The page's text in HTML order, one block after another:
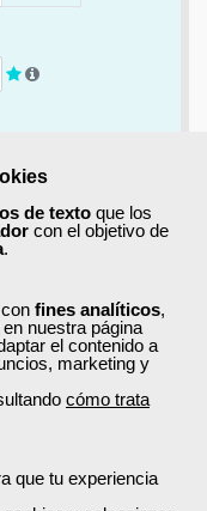
de texto que los
con el objetivo de
.
fines analíticos,
en nuestra página
el contenido a
marketing y
cómo trata
que tu experiencia
ofertas